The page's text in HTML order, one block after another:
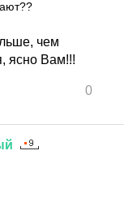
чем
ясно Вам!!!
0